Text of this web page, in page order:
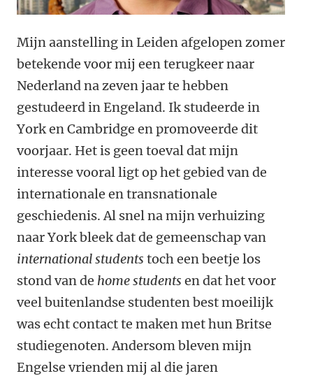
Mijn aanstelling in Leiden afgelopen zomer
betekende voor mij een terugkeer naar
Nederland na zeven jaar te hebben
gestudeerd in Engeland. Ik studeerde in
York en Cambridge en promoveerde dit
voorjaar. Het is geen toeval dat mijn
interesse vooral ligt op het gebied van de
internationale en transnationale
geschiedenis. Al snel na mijn verhuizing
naar York bleek dat de gemeenschap van
international students toch een beetje los
stond van de home students en dat het voor
veel buitenlandse studenten best moeilijk
was echt contact te maken met hun Britse
studiegenoten. Andersom bleven mijn
Engelse vrienden mij al die jaren